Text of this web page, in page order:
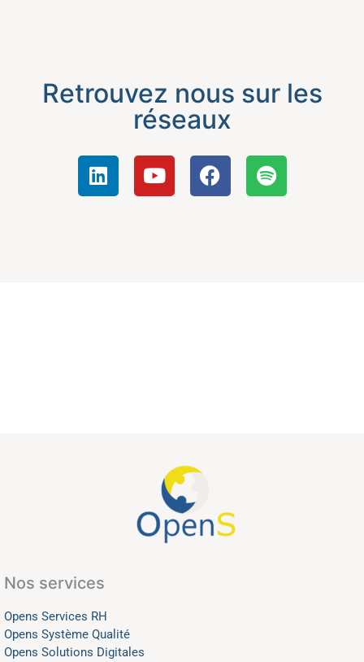
Retrouvez nous sur les
réseaux
Nos services
Opens Services RH
Opens Système Qualité
Opens Solutions Digitales